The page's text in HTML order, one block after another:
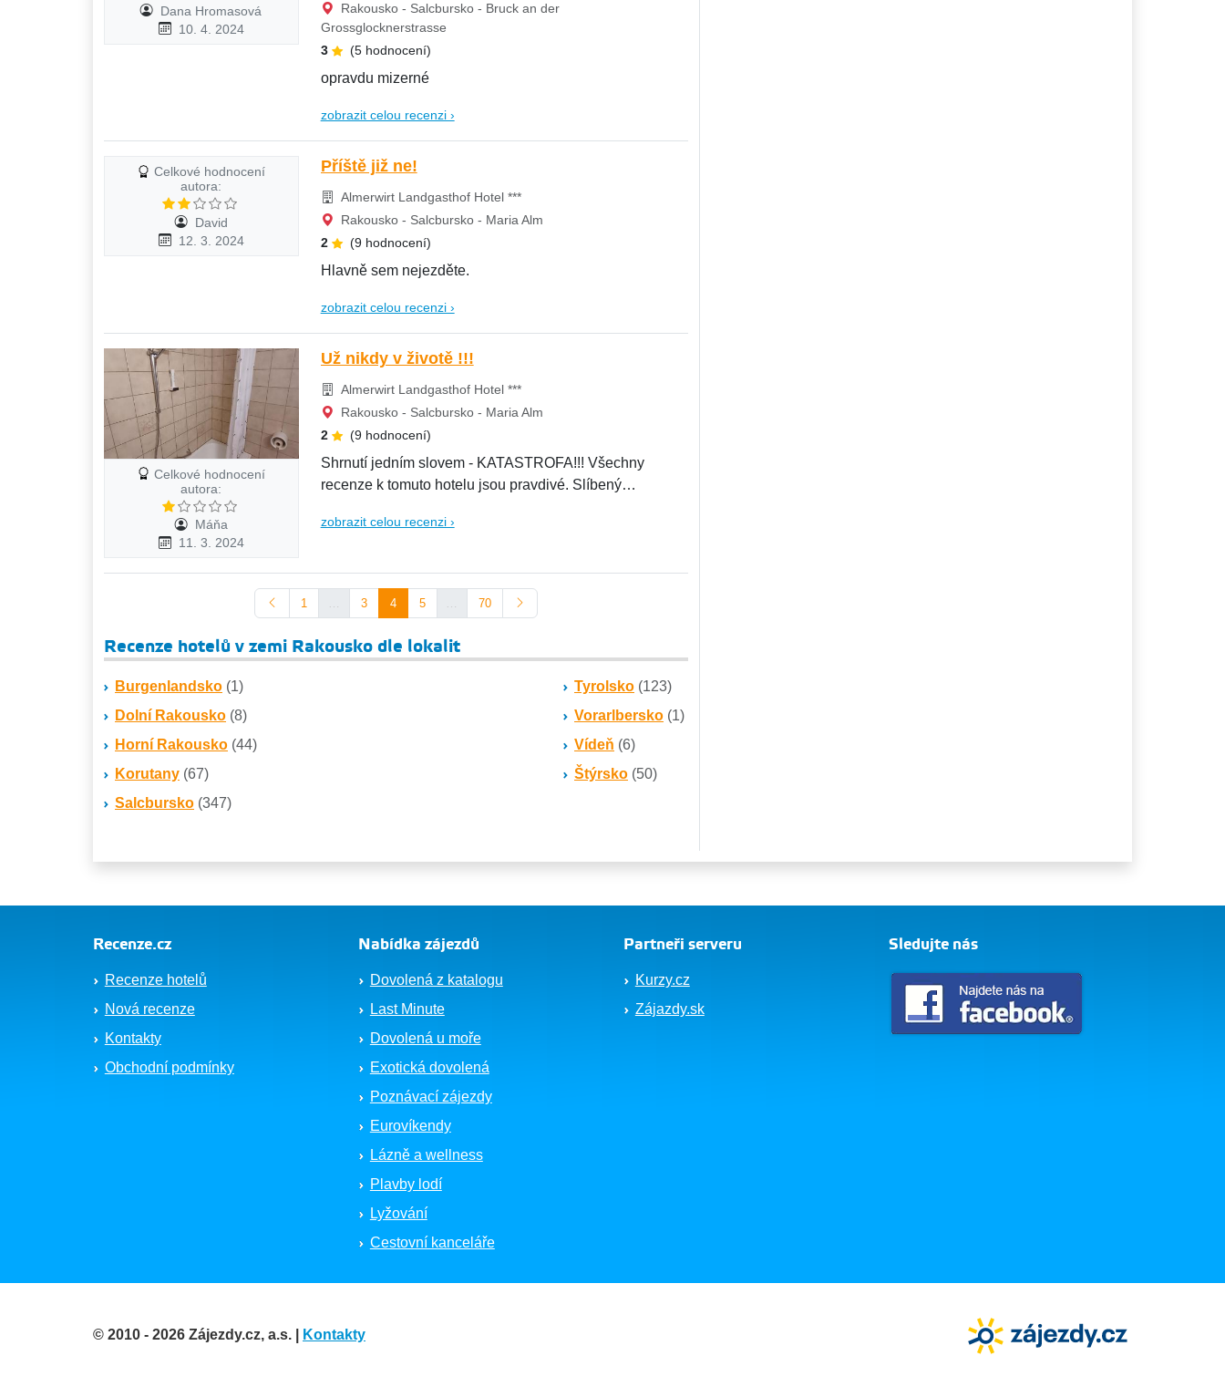
Dana Hromasová
10. 4. 2024
Rakousko - Salcbursko - Bruck an der
Grossglocknerstrasse
3
(5 hodnocení)
opravdu mizerné
zobrazit celou recenzi ›
Celkové hodnocení
autora:
David
12. 3. 2024
Příště již ne!
Almerwirt Landgasthof Hotel ***
Rakousko - Salcbursko - Maria Alm
2
(9 hodnocení)
Hlavně sem nejezděte.
zobrazit celou recenzi ›
Celkové hodnocení
autora:
Máňa
11. 3. 2024
Už nikdy v životě !!!
Almerwirt Landgasthof Hotel ***
Rakousko - Salcbursko - Maria Alm
2
(9 hodnocení)
Shrnutí jedním slovem - KATASTROFA!!! Všechny
recenze k tomuto hotelu jsou pravdivé. Slíbený
zobrazit celou recenzi ›
1 3 4 5 70
Recenze hotelů v zemi Rakousko dle lokalit
Burgenlandsko (1)
Dolní Rakousko (8)
Horní Rakousko (44)
Korutany (67)
Salcbursko (347)
Tyrolsko (123)
Vorarlbersko (1)
Vídeň (6)
Štýrsko (50)
Recenze.cz
Recenze hotelů
Nová recenze
Kontakty
Obchodní podmínky
Nabídka zájezdů
Dovolená z katalogu
Last Minute
Dovolená u moře
Exotická dovolená
Poznávací zájezdy
Eurovíkendy
Lázně a wellness
Plavby lodí
Lyžování
Cestovní kanceláře
Partneři serveru
Kurzy.cz
Zájazdy.sk
Sledujte nás
© 2010 - 2026 Zájezdy.cz, a.s. | Kontakty